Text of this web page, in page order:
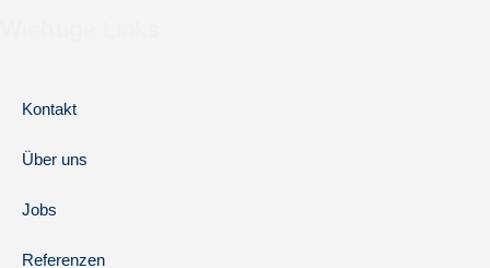
Kontakt
Über uns
Jobs
Referenzen